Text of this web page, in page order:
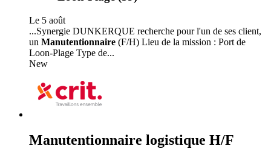
Le 5 août
...Synergie DUNKERQUE recherche pour l'un de ses client,
un Manutentionnaire (F/H) Lieu de la mission : Port de
Loon-Plage Type de...
New
Manutentionnaire logistique H/F